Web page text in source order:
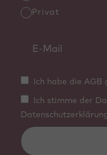
Privat
Ich habe die
Ich stimme der